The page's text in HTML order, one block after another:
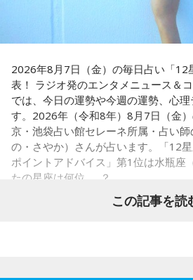
さらに、「末廣ブルース」も外せな
感が魅力の豚串専門店で、「タンだ
と話します。「けっこうペッパーが
豚串です」と太鼓判を押しました。
お気に入りのステーキ店を尋ねられ
ラルドです」と即答。なかでもプレミ
いては、「脂の乗り方、柔らかさ、
います」と熱く語り、長年愛される
た。
一方、「お手紙を書きたくなる場所」
戸惑い、転校先でも誰とも話せない日
孤独を感じるなかで、「何かしなきゃ
る」という気づきを得て、掃除の時
んの「青い珊瑚礁」を歌いながら一
が静まり返ったものの、その後は「
生が急に変なことをやり出した」と
もろいな」「遊ぼうや」と友達の輪が
ます。
この出来事をきっかけに、「笑いは武
「自分を認めてもらうには、人を笑わ
験が、芸人としての原点になったと振
2026年8月7日（金）の毎日占い「12
表！ ラジオ発のエンタメニュース＆
では、今日の運勢や今週の運勢、心
す。2026年（令和8年）8月7日（金
京・池袋占い館セレーネ所属・占い
の・さやか）さんが占います。「12
ポイントアドバイス」第1位は水瓶座
たの星座は何位……？
この記事を読